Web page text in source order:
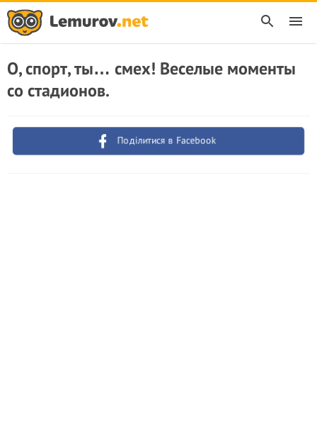
О, спорт, ты… смех! Веселые моменты
со стадионов.
Поділитися в Facebook